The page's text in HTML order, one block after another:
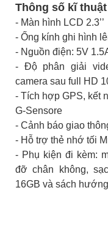
Thông số kĩ
- Màn hình LCD 2.3’’
- Ống kính ghi hình
- Nguồn điện: 5V
- Độ phân giải
camera sau full HD
- Tích hợp GPS, kết
G-Sensore
- Cảnh báo giao
- Hỗ trợ thẻ nhớ tối
- Phụ kiện đi kèm:
đỡ chân không,
16GB và sách